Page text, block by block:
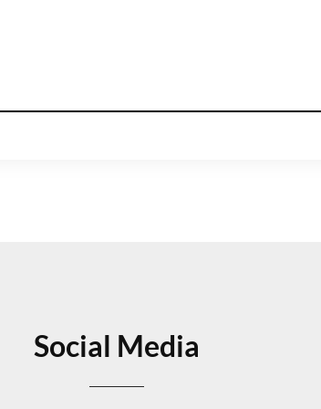
Social Media